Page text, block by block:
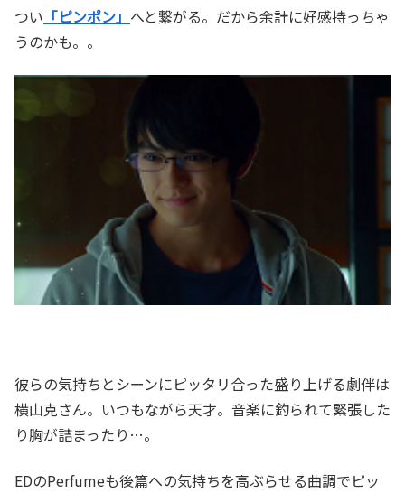
つい 「ピンポン」 へと繋がる。だから余計に好感持っちゃ
うのかも。。
彼らの気持ちとシーンにピッタリ合った盛り上げる劇伴は
横山克さん。いつもながら天才。音楽に釣られて緊張した
り胸が詰まったり…。
EDのPerfumeも後篇への気持ちを高ぶらせる曲調でピッ